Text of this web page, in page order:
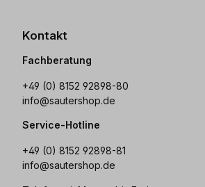
Kontakt
Fachberatung
+49 (0) 8152 92898-80
info@sautershop.de
Service-Hotline
+49 (0) 8152 92898-81
info@sautershop.de